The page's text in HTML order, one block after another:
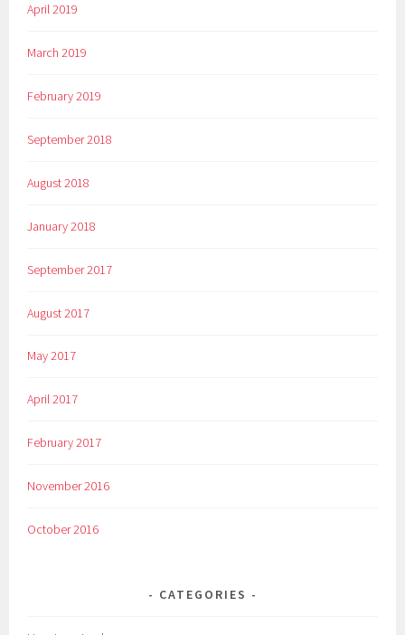
April 2019
March 2019
February 2019
September 2018
August 2018
January 2018
September 2017
August 2017
May 2017
April 2017
February 2017
November 2016
October 2016
CATEGORIES